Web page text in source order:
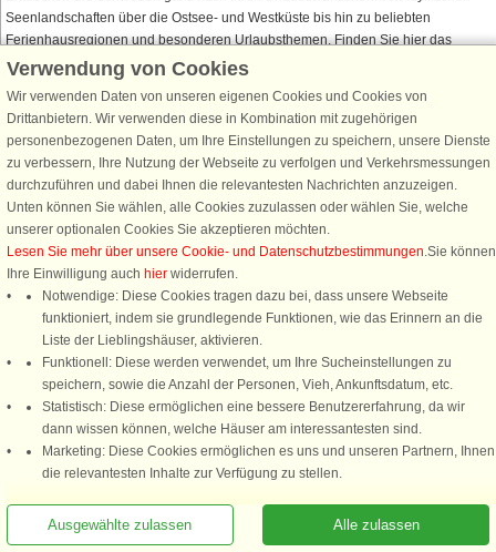
Seenlandschaften über die Ostsee- und Westküste bis hin zu beliebten
Ferienhausregionen und besonderen Urlaubsthemen. Finden Sie hier das
passende Ferienhaus für Familien, Gruppen und Urlaub mit Hund in den
schönsten Regionen Schwedens.
Ferienhaus am See in Schweden
Ferienhaus in Småland
Ferienhaus auf Gotland
Ferienhaus in Halland
Ferienhaus in Dalsland
Ferienhaus in Bohuslän
Ferienhaus in Dalarna
Ferienhaus auf Öland
Ferienhaus in Blekinge
Angelurlaub in Schweden
Ferienhaus in Unnaryd, Halland
Fragen und Antworten zu Schweden
Hier haben wir einige der Fragen gesammelt, die unsere Gäste am meisten
beschäftigen.
Wie viele Ferienhäuser bietet DanCenter in Schweden an?
Verwendung von Cookies
Wir verwenden Daten von unseren eigenen Cookies und Cookies von
Drittanbietern. Wir verwenden diese in Kombination mit zugehörigen
personenbezogenen Daten, um Ihre Einstellungen zu speichern, unsere Dienste
zu verbessern, Ihre Nutzung der Webseite zu verfolgen und Verkehrsmessungen
durchzuführen und dabei Ihnen die relevantesten Nachrichten anzuzeigen.
Unten können Sie wählen, alle Cookies zuzulassen oder wählen Sie, welche
unserer optionalen Cookies Sie akzeptieren möchten.
Lesen Sie mehr über unsere Cookie- und Datenschutzbestimmungen.Sie können
Ihre Einwilligung auch hier widerrufen.
Notwendige: Diese Cookies tragen dazu bei, dass unsere Webseite
funktioniert, indem sie grundlegende Funktionen, wie das Erinnern an die
Liste der Lieblingshäuser, aktivieren.
Funktionell: Diese werden verwendet, um Ihre Sucheinstellungen zu
speichern, sowie die Anzahl der Personen, Vieh, Ankunftsdatum, etc.
Statistisch: Diese ermöglichen eine bessere Benutzererfahrung, da wir
dann wissen können, welche Häuser am interessantesten sind.
Marketing: Diese Cookies ermöglichen es uns und unseren Partnern, Ihnen
die relevantesten Inhalte zur Verfügung zu stellen.
Alle zulassen
Ausgewählte zulassen